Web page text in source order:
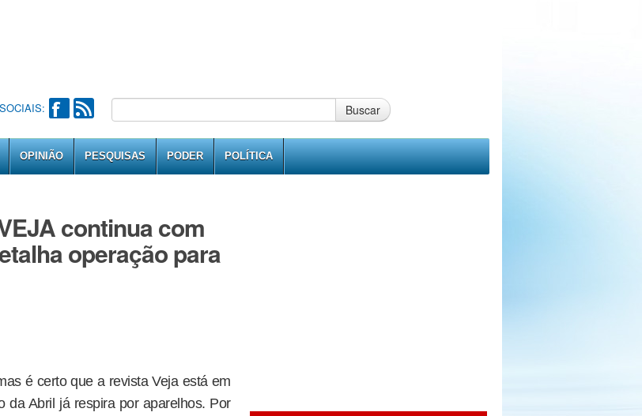
Buscar
OPINIÃO PESQUISAS PODER POLÍTICA
continua com
operação para
é certo que a revista Veja está em
da Abril já respira por aparelhos. Por